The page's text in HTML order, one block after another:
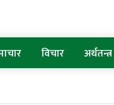
विचार अर्थतन्त्र